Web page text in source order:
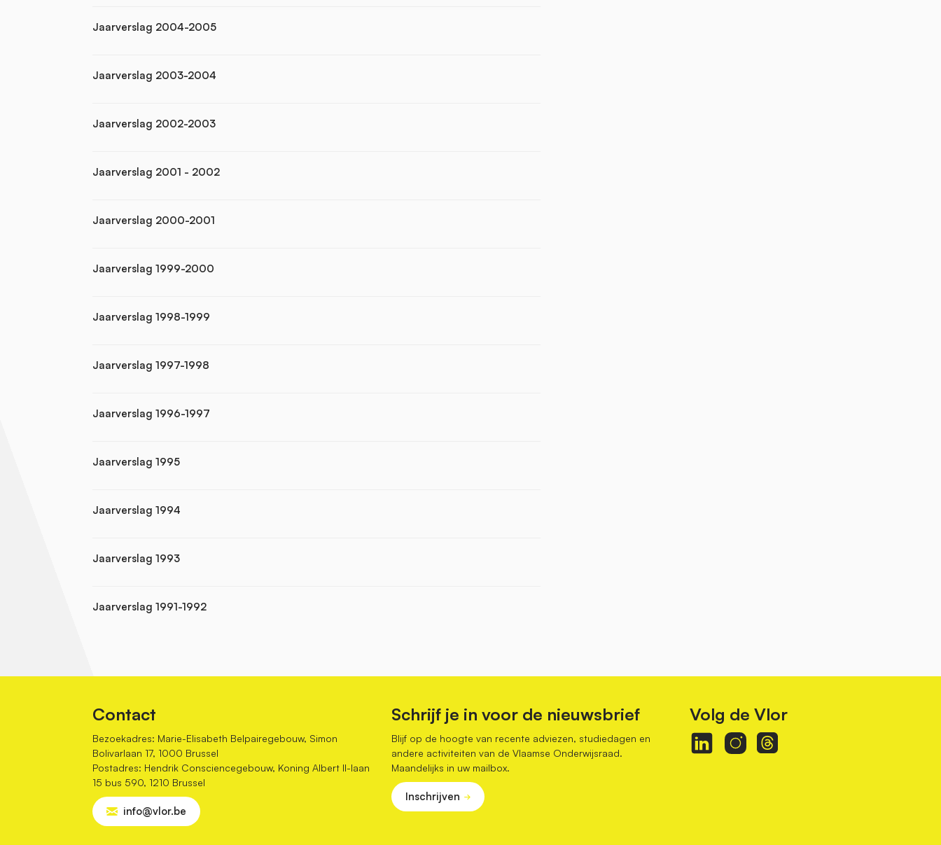
Jaarverslag 2004-2005
Jaarverslag 2003-2004
Jaarverslag 2002-2003
Jaarverslag 2001 - 2002
Jaarverslag 2000-2001
Jaarverslag 1999-2000
Jaarverslag 1998-1999
Jaarverslag 1997-1998
Jaarverslag 1996-1997
Jaarverslag 1995
Jaarverslag 1994
Jaarverslag 1993
Jaarverslag 1991-1992
Contact
Bezoekadres: Marie-Elisabeth Belpairegebouw, Simon
Bolivarlaan 17, 1000 Brussel
Postadres: Hendrik Consciencegebouw, Koning Albert II-laan
15 bus 590, 1210 Brussel
info@vlor.be
Schrijf je in voor de nieuwsbrief
Blijf op de hoogte van recente adviezen, studiedagen en
andere activiteiten van de Vlaamse Onderwijsraad.
Maandelijks in uw mailbox.
Inschrijven
Volg de Vlor